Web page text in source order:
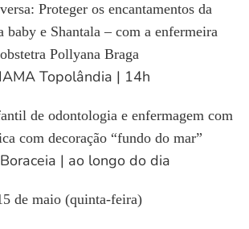
Proteger os encantamentos da
baby e Shantala – com a enfermeira
obstetra Pollyana Braga
Topolândia | 14h
de odontologia e enfermagem com
com decoração “fundo do mar”
| ao longo do dia
de maio (quinta-feira)